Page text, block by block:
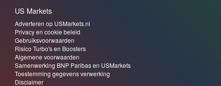
US Markets
Adverteren op USMarkets.nl
Privacy en cookie beleid
Gebruiksvoorwaarden
Risico Turbo's en Boosters
Algemene voorwaarden
Samenwerking BNP Paribas en USMarkets
Toestemming gegevens verwerking
Disclaimer